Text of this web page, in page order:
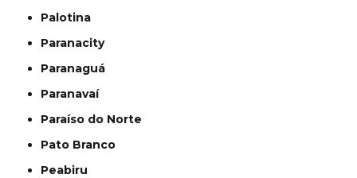
Palotina
Paranacity
Paranaguá
Paranavaí
Paraíso do Norte
Pato Branco
Peabiru